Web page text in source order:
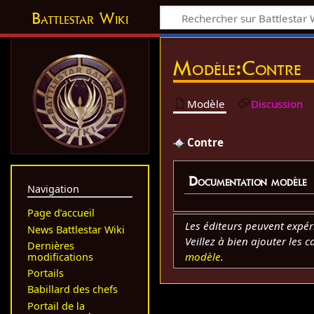
Battlestar Wiki
Modèle:Contre
Modèle Discussion
Contre
Documentation modèle
Les éditeurs peuvent
Veillez à bien ajouter les
modèle.
Navigation
Page d’accueil
News Battlestar Wiki
Dernières
modifications
Portails
Babillard des chefs
Portail de la